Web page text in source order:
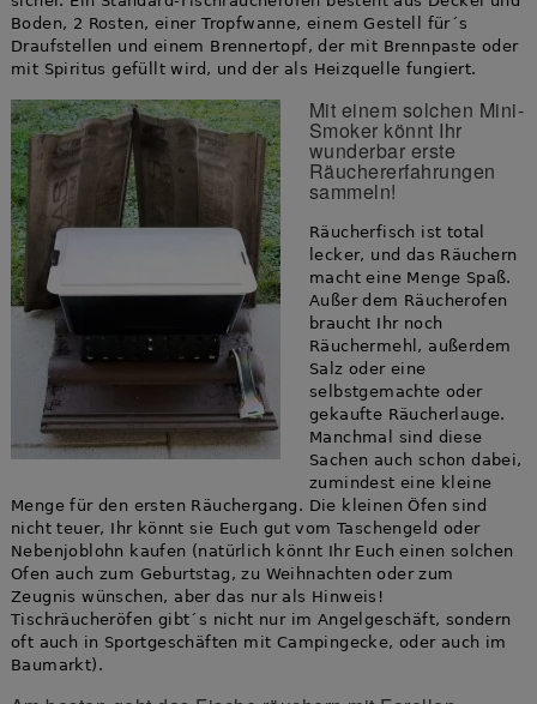
Boden, 2 Rosten, einer Tropfwanne, einem Gestell für´s
Draufstellen und einem Brennertopf, der mit Brennpaste oder
mit Spiritus gefüllt wird, und der als Heizquelle fungiert.
Mit einem solchen Mini-
Smoker könnt Ihr
wunderbar erste
Räuchererfahrungen
sammeln!
Räucherfisch ist total
lecker, und das Räuchern
macht eine Menge Spaß.
Außer dem Räucherofen
braucht Ihr noch
Räuchermehl, außerdem
Salz oder eine
selbstgemachte oder
gekaufte Räucherlauge.
Manchmal sind diese
Sachen auch schon dabei,
zumindest eine kleine
Menge für den ersten Räuchergang. Die kleinen Öfen sind
nicht teuer, Ihr könnt sie Euch gut vom Taschengeld oder
Nebenjoblohn kaufen (natürlich könnt Ihr Euch einen solchen
Ofen auch zum Geburtstag, zu Weihnachten oder zum
Zeugnis wünschen, aber das nur als Hinweis!
Tischräucheröfen gibt´s nicht nur im Angelgeschäft, sondern
oft auch in Sportgeschäften mit Campingecke, oder auch im
Baumarkt).